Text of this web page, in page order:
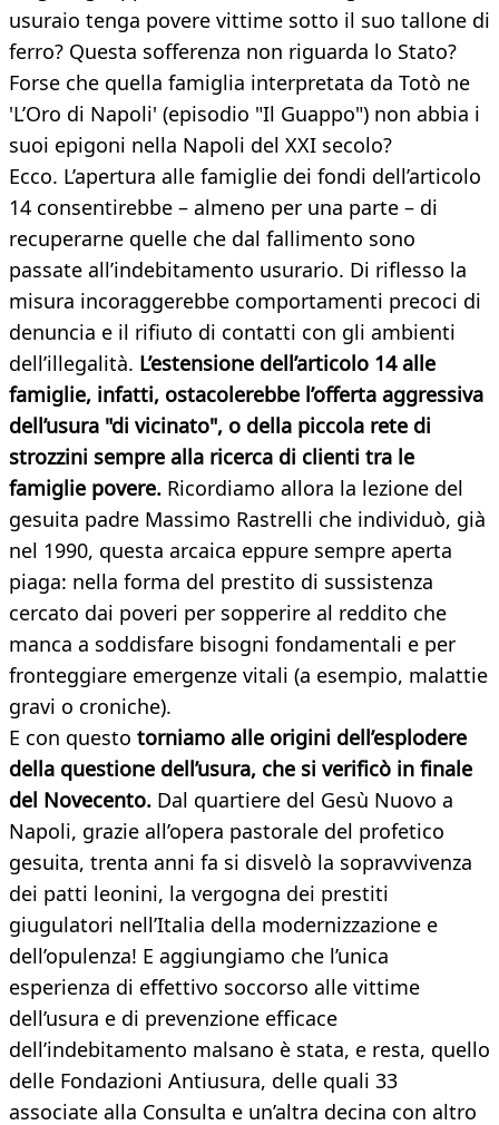
usuraio tenga povere vittime sotto il suo tallone di
ferro? Questa sofferenza non riguarda lo Stato?
Forse che quella famiglia interpretata da Totò ne
'L’Oro di Napoli' (episodio "Il Guappo") non abbia i
suoi epigoni nella Napoli del XXI secolo?
Ecco. L’apertura alle famiglie dei fondi dell’articolo
14 consentirebbe – almeno per una parte – di
recuperarne quelle che dal fallimento sono
passate all’indebitamento usurario. Di riflesso la
misura incoraggerebbe comportamenti precoci di
denuncia e il rifiuto di contatti con gli ambienti
dell’illegalità. L’estensione dell’articolo 14 alle
famiglie, infatti, ostacolerebbe l’offerta aggressiva
dell’usura "di vicinato", o della piccola rete di
strozzini sempre alla ricerca di clienti tra le
famiglie povere. Ricordiamo allora la lezione del
gesuita padre Massimo Rastrelli che individuò, già
nel 1990, questa arcaica eppure sempre aperta
piaga: nella forma del prestito di sussistenza
cercato dai poveri per sopperire al reddito che
manca a soddisfare bisogni fondamentali e per
fronteggiare emergenze vitali (a esempio, malattie
gravi o croniche).
E con questo torniamo alle origini dell’esplodere
della questione dell’usura, che si verificò in finale
del Novecento. Dal quartiere del Gesù Nuovo a
Napoli, grazie all’opera pastorale del profetico
gesuita, trenta anni fa si disvelò la sopravvivenza
dei patti leonini, la vergogna dei prestiti
giugulatori nell’Italia della modernizzazione e
dell’opulenza! E aggiungiamo che l’unica
esperienza di effettivo soccorso alle vittime
dell’usura e di prevenzione efficace
dell’indebitamento malsano è stata, e resta, quello
delle Fondazioni Antiusura, delle quali 33
associate alla Consulta e un’altra decina con altro